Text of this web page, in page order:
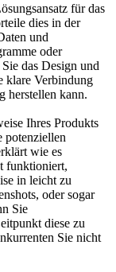
für das
dies in der
und
oder
das Design und
klare Verbindung
herstellen kann.
Ihres Produkts
potenziellen
wie es
funktioniert,
in leicht zu
oder sogar
Sie
diese zu
Sie nicht